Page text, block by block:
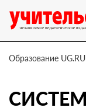
Образование UG.RU